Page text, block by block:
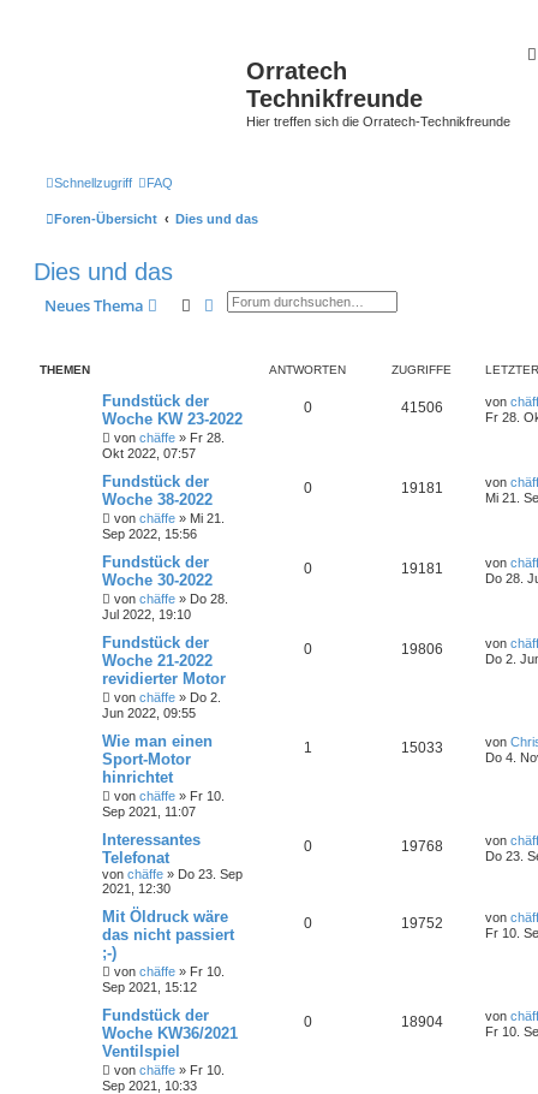
Orratech
Technikfreunde
Hier treffen sich die Orratech-Technikfreunde
Schnellzugriff FAQ
Foren-Übersicht Dies und das
Dies und das
Neues Thema SucheErweiterte Suche
THEMEN ANTWORTEN ZUGRIFFE
Fundstück der
Woche KW 23-2022
von chäffe » Fr 28.
Okt 2022, 07:57
0 41506 von
Fr 28.
Fundstück der
Woche 38-2022
von chäffe » Mi 21.
Sep 2022, 15:56
0 19181 von
Mi 21.
Fundstück der
Woche 30-2022
von chäffe » Do 28.
Jul 2022, 19:10
0 19181 von
Do 28.
Fundstück der
Woche 21-2022
revidierter Motor
von chäffe » Do 2.
Jun 2022, 09:55
0 19806 von
Do 2.
Wie man einen
Sport-Motor
hinrichtet
von chäffe » Fr 10.
Sep 2021, 11:07
1 15033 von
Do 4.
Interessantes
Telefonat
von chäffe » Do 23. Sep
2021, 12:30
0 19768 von
Do 23.
Mit Öldruck wäre
das nicht passiert
;-)
von chäffe » Fr 10.
Sep 2021, 15:12
0 19752 von
Fr 10.
Fundstück der
Woche KW36/2021
Ventilspiel
von chäffe » Fr 10.
Sep 2021, 10:33
0 18904 von
Fr 10.